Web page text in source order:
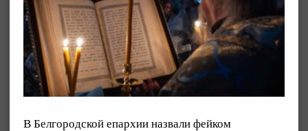
В Белгородской епархии назвали фейком